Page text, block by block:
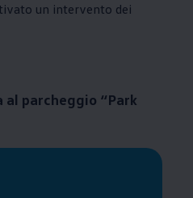
un intervento dei
al parcheggio “Park